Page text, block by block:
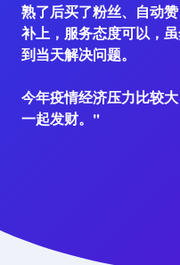
熟了后买了粉丝、自动
补上，服务态度可以，
到当天解决问题。
今年疫情经济压力比较
一起发财。"